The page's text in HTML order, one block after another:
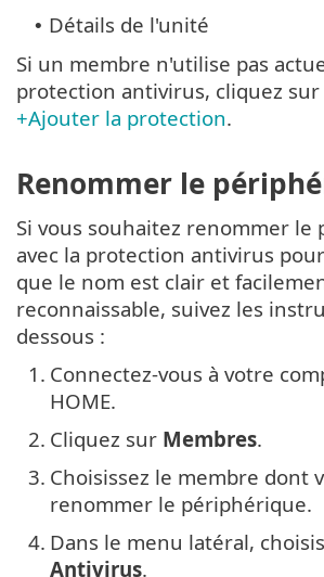
• Détails de l'unité
Si un membre n'utilise pas
protection antivirus, cliquez
+Ajouter la protection.
Renommer le
Si vous souhaitez renommer le
avec la protection antivirus
que le nom est clair et
reconnaissable, suivez les
dessous :
1. Connectez-vous à votre
HOME.
2. Cliquez sur Membres.
3. Choisissez le membre dont
renommer le périphérique.
4. Dans le menu latéral,
Antivirus.